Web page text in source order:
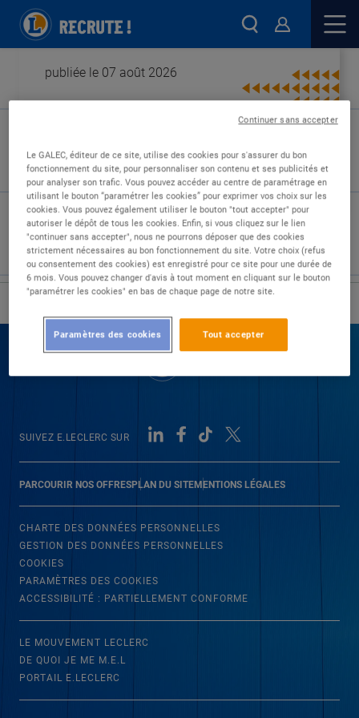
publiée le 07 août 2026
Type de contrat :
Expérience :
Études :
PARCOURIR NOS OFFRESPLAN DU SITEMENTIONS LÉGALES
SUIVEZ E.LECLERC SUR
CHARTE DES DONNÉES PERSONNELLES
GESTION DES DONNÉES PERSONNELLES
COOKIES
PARAMÈTRES DES COOKIES
ACCESSIBILITÉ : PARTIELLEMENT CONFORME
LE MOUVEMENT LECLERC
DE QUOI JE ME M.E.L
PORTAIL E.LECLERC
Le GALEC, éditeur de ce site, utilise des cookies pour s'assurer du bon
fonctionnement du site, pour personnaliser son contenu et ses publicités et
pour analyser son trafic. Vous pouvez accéder au centre de paramétrage en
utilisant le bouton “paramétrer les cookies” pour exprimer vos choix sur les
cookies. Vous pouvez également utiliser le bouton "tout accepter" pour
autoriser le dépôt de tous les cookies. Enfin, si vous cliquez sur le lien
"continuer sans accepter", nous ne pourrons déposer que des cookies
strictement nécessaires au bon fonctionnement du site. Votre choix (refus
ou consentement des cookies) est enregistré pour ce site pour une durée de
6 mois. Vous pouvez changer d'avis à tout moment en cliquant sur le bouton
"paramétrer les cookies" en bas de chaque page de notre site.
Tout accepter
Paramètres des cookies
Continuer sans accepter